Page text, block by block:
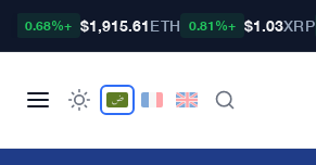
XRP
$1.03
+0.81%
ETH
$1,915.61
+0.68%